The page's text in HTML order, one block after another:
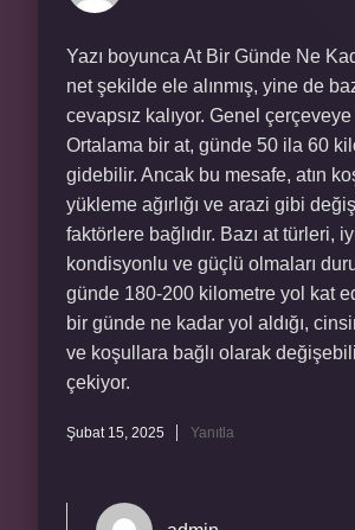
Yazı boyunca At Bir Günde Ne
net şekilde ele alınmış, yine de
cevapsız kalıyor. Genel çerçeveye
Ortalama bir at, günde 50 ila 60
gidebilir. Ancak bu mesafe, atın
yükleme ağırlığı ve arazi gibi
faktörlere bağlıdır. Bazı at türleri,
kondisyonlu ve güçlü olmaları
günde 180-200 kilometre yol kat
bir günde ne kadar yol aldığı,
ve koşullara bağlı olarak
çekiyor.
Şubat 15, 2025 Yanıtla